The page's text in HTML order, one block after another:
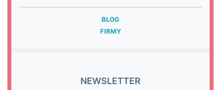
BLOG
FIRMY
NEWSLETTER